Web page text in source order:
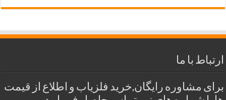
ارتباط با ما
برای مشاوره رایگان,خرید فلزیاب و اطلاع از قیمت